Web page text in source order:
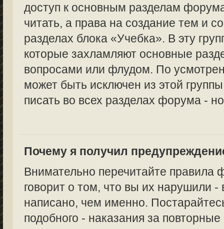
доступ к основным разделам
читать, а права на создание тем и
разделах блока «Учебка». В эту
которые захламляют основные
вопросами или флудом. По
может быть исключен из этой
писать во всех разделах форума -
Почему я получил
Внимательно перечитайте
говорит о том, что вы их нарушили -
написано, чем именно.
подобного - наказания за